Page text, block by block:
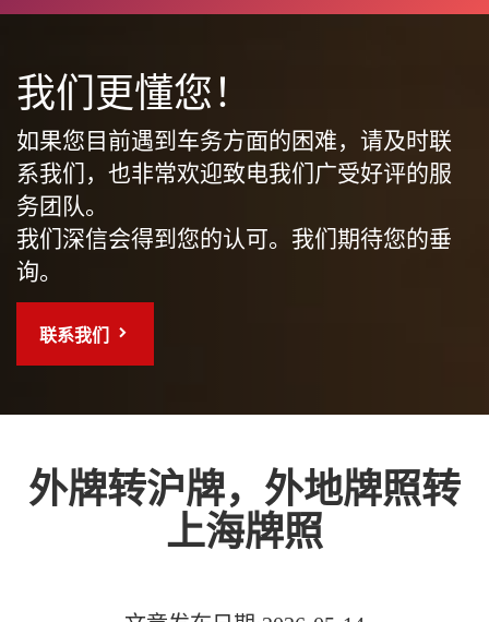
我们更懂您！
如果您目前遇到车务方面的困难，请及时联
系我们，也非常欢迎致电我们广受好评的服
务团队。
我们深信会得到您的认可。我们期待您的垂
询。
联系我们
外牌转沪牌，外地牌照转
上海牌照